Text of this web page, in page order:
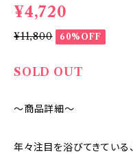
¥4,720
¥11,800 60%OFF
SOLD OUT
～商品詳細～
年々注目を浴びてきている